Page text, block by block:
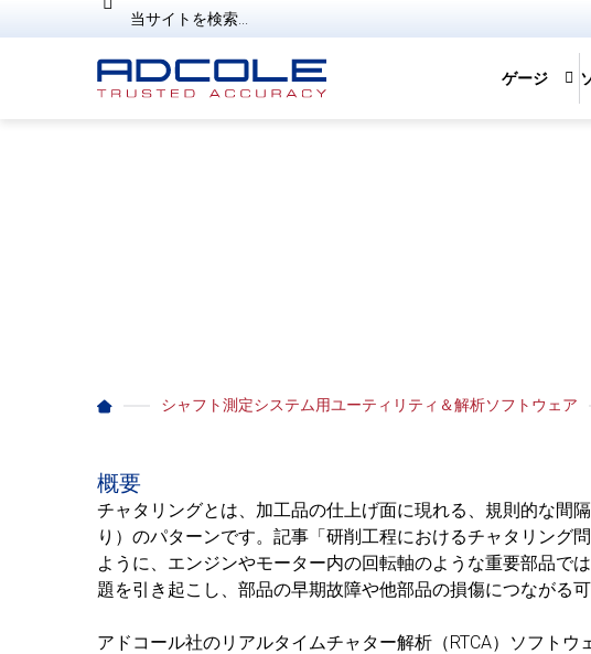
to
検
索
ゲージ
シャフト測定システム用ユーティリティ＆解析ソフトウェア
概要
チャタリングとは、加工品の仕上げ面に現れる、規則的な間
り）のパターンです。記事「研削工程におけるチャタリング
ように、エンジンやモーター内の回転軸のような重要部品で
題を引き起こし、部品の早期故障や他部品の損傷につながる可
アドコール社のリアルタイムチャター解析（RTCA）ソフト